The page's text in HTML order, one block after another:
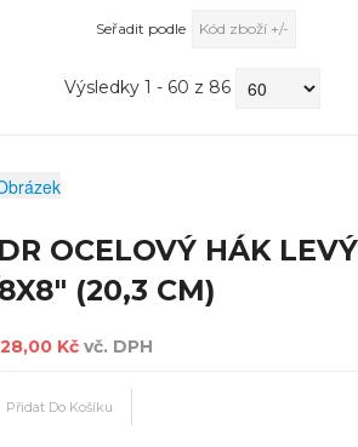
Seřadit podle Kód zboží +/-
Výsledky 1 - 60 z 86
OCELOVÝ HÁK LEVÝ
(20,3 CM)
Kč vč. DPH